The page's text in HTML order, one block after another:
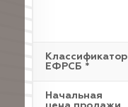
Классификатор
ЕФРСБ *
Начальная